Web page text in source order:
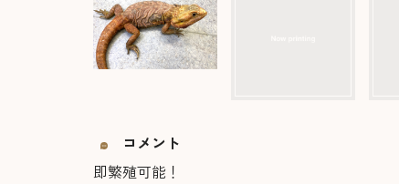
コメント
即繁殖可能！